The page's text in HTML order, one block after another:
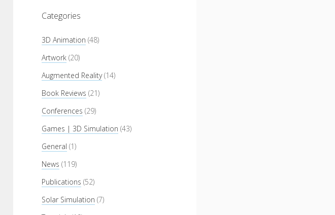
Categories
3D Animation (48)
Artwork (20)
Augmented Reality(14)
Book Reviews (21)
Conferences (29)
Games | 3D Simulation (43)
General (1)
News (119)
Publications (52)
Solar Simulation (7)